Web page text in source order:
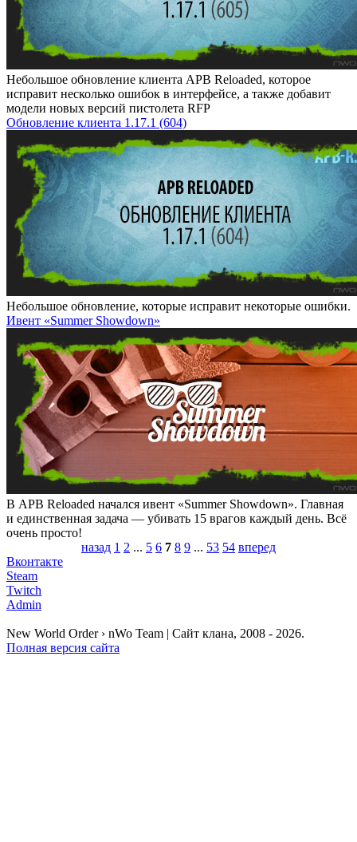
Небольшое обновление клиента APB Reloaded, которое
исправит несколько ошибок в интерфейсе, а также добавит
модели новых версий пистолета RFP
Обновление клиента 1.17.1 (604)
Небольшое обновление, которые исправит некоторые ошибки.
Ивент «Summer Showdown»
В APB Reloaded начался ивент «Summer Showdown». Главная
и единственная задача — убивать 15 врагов каждый день. Всё
очень просто!
назад 1 2 ... 5 6 7 8 9 ... 53 54 вперед
Вконтакте
Steam
Twitch
Admin
New World Order › nWo Team | Сайт клана, 2008 - 2026.
Полная версия сайта